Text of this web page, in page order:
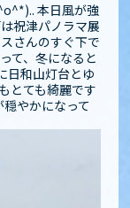
本日風が強
祝津パノラマ展
さんのすぐ下で
て、冬になると
日和山灯台とゆ
とても綺麗です
やかになって